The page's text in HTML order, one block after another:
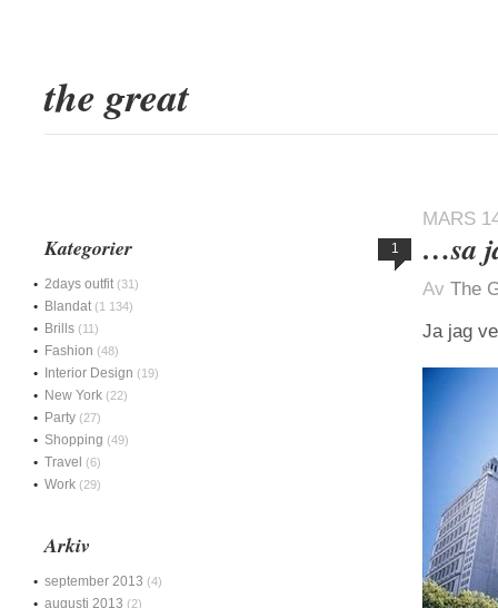
the great
MARS
1 …sa
Av The
Ja jag
Kategorier
2days outfit (31)
Blandat (1 134)
Brills (11)
Fashion (48)
Interior Design (19)
New York (22)
Party (27)
Shopping (49)
Travel (6)
Work (29)
Arkiv
september 2013 (4)
augusti 2013 (2)